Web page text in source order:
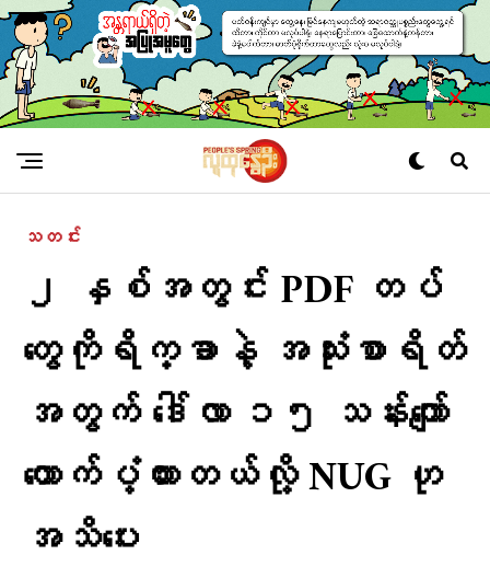
သတင်း
၂ နှစ်အတွင်း PDF တပ်
တွေကိုရိက္ခာနဲ့ အသုံးစာရိတ်
အတွက် ဒေါ်လာ ၁၅ သန်းကျော်
ထောက်ပံ့ထားတယ်လို့ NUG ဟု
အသိ​ပေး